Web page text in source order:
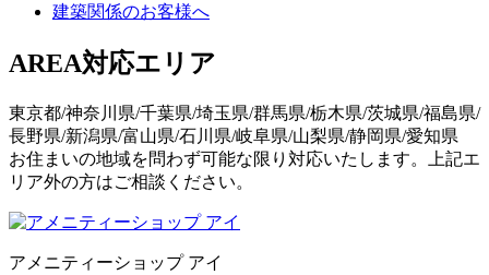
建築関係のお客様へ
AREA対応エリア
東京都/神奈川県/千葉県/埼玉県/群馬県/栃木県/茨城県/福島県/
長野県/新潟県/富山県/石川県/岐阜県/山梨県/静岡県/愛知県
お住まいの地域を問わず可能な限り対応いたします。上記エ
リア外の方はご相談ください。
アメニティーショップ アイ